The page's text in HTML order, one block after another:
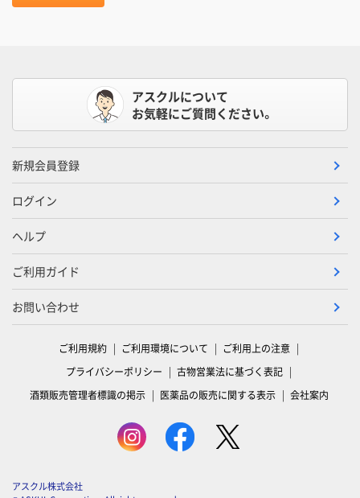
アスクルについて
お気軽にご質問ください。
新規会員登録
ログイン
ヘルプ
ご利用ガイド
お問い合わせ
ご利用規約 ご利用環境について
ご利用上の注意
プライバシーポリシー
古物営業法に基づく表記
酒類販売管理者標識の掲示
医薬品の販売に関する表示 会社案内
アスクル株式会社